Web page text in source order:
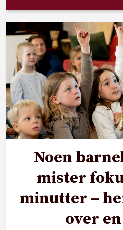
Noen
mister
minutter –
over